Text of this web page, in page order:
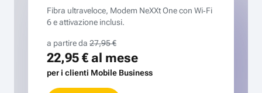
Fibra ultraveloce, Modem NeXXt One con Wi‑Fi
6 e attivazione inclusi.
a partire da 27,95 €
22,95 €al mese
per i clienti Mobile Business